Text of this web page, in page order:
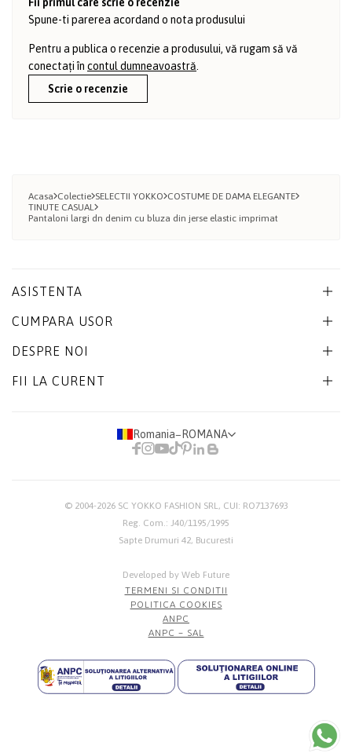
Fii primul care scrie o recenzie
Spune-ti parerea acordand o nota produsului
Pentru a publica o recenzie a produsului, vă rugam să vă
conectați în contul dumneavoastră.
Scrie o recenzie
Acasa Colectie SELECTII YOKKO COSTUME DE DAMA ELEGANTE
TINUTE CASUAL
Pantaloni largi dn denim cu bluza din jerse elastic imprimat
ASISTENTA
CUMPARA USOR
DESPRE NOI
FII LA CURENT
Romania− ROMANA
© 2004-2026 SC YOKKO FASHION SRL, CUI: RO7137693
Reg. Com.: J40/1195/1995
Sapte Drumuri 42, Bucuresti
Developed by Web Future
TERMENI SI CONDITII
POLITICA COOKIES
ANPC
ANPC – SAL